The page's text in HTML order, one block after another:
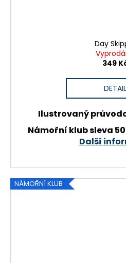
Day
349
DETAIL
Ilustrovaný
Námořní klub sleva
Další
NÁMOŘNÍ KLUB